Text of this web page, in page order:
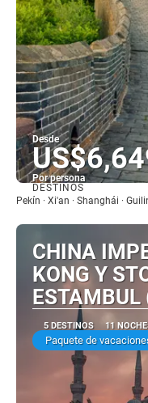
Desde
Por persona
DESTINOS
Pekín · Xi'an · Shanghái ·
CHINA
KONG Y
5 DESTINOS 11
Paquete de